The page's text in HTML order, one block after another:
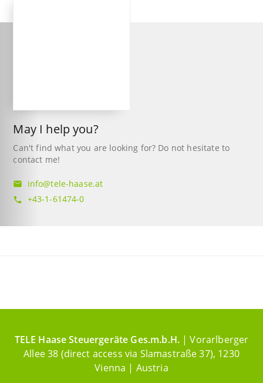
May I help you?
Can't find what you are looking for? Do not hesitate to
contact me!
mail info@tele-haase.at
phone +43-1-61474-0
TELE Haase Steuergeräte Ges.m.b.H. | Vorarlberger
Allee 38 (direct access via Slamastraße 37), 1230
Vienna | Austria